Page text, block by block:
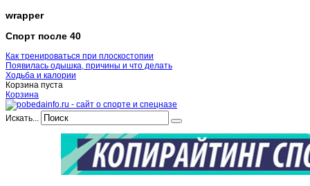
wrapper
Спорт после 40
Как тренироваться при плоскостопии
Появилась одышка, причины и что делать
Ходьба и калории
Корзина пуста
Корзина
Искать...